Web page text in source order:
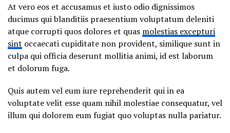
At vero eos et accusamus et iusto odio dignissimos
ducimus qui blanditiis praesentium voluptatum deleniti
atque corrupti quos dolores et quas molestias excepturi
sint occaecati cupiditate non provident, similique sunt in
culpa qui officia deserunt mollitia animi, id est laborum
et dolorum fuga.
Quis autem vel eum iure reprehenderit qui in ea
voluptate velit esse quam nihil molestiae consequatur, vel
illum qui dolorem eum fugiat quo voluptas nulla pariatur.